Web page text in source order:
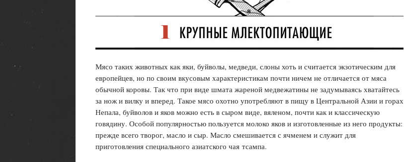
Мясо таких животных как яки, буйволы, медведи, слоны хоть и считается экзотическим для
европейцев, но по своим вкусовым характеристикам почти ничем не отличается от мяса
обычной коровы. Так что при виде шмата жареной медвежатины не задумываясь хватайтесь
за нож и вилку и вперед. Такое мясо охотно употребляют в пищу в Центральной Азии и горах
Непала, буйволов и яков можно есть в сыром виде, вяленом, почти как и классическую
говядину. Особой популярностью пользуется молоко яков и изготовленные из него продукты:
прежде всего творог, масло и сыр. Масло смешивается с ячменем и служит для
приготовления специального азиатского чая тсампа.